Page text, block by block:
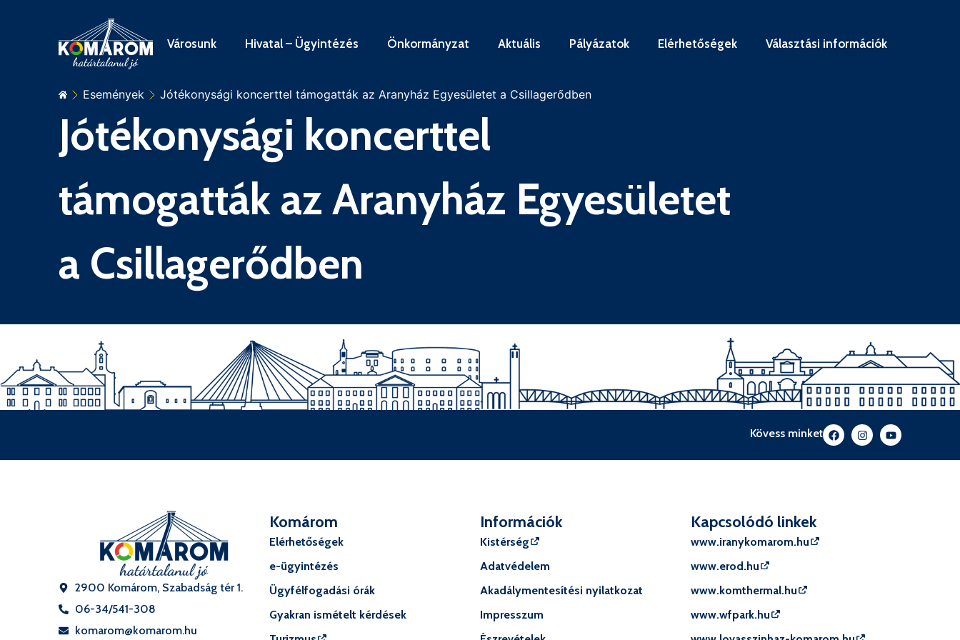
Városunk Hivatal – Ügyintézés Önkormányzat Aktuális Pályázatok Elérhetőségek Választási információk
Események Jótékonysági koncerttel támogatták az Aranyház Egyesületet a Csillagerődben
Jótékonysági koncerttel
támogatták az Aranyház Egyesületet
a Csillagerődben
Kövess minket
2900 Komárom, Szabadság tér 1.
06-34/541-308
komarom@komarom.hu
Komárom
Elérhetőségek
e-ügyintézés
Ügyfélfogadási órák
Gyakran ismételt kérdések
Információk
Kistérség
Adatvédelem
Akadálymentesítési nyilatkozat
Impresszum
Kapcsolódó linkek
www.iranykomarom.hu
www.erod.hu
www.komthermal.hu
www.wfpark.hu